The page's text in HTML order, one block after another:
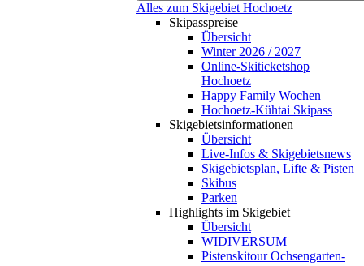
Alles zum Skigebiet Hochoetz
Skipasspreise
Übersicht
Winter 2026 / 2027
Online-Skiticketshop
Hochoetz
Happy Family Wochen
Hochoetz-Kühtai Skipass
Skigebietsinformationen
Übersicht
Live-Infos & Skigebietsnews
Skigebietsplan, Lifte & Pisten
Skibus
Parken
Highlights im Skigebiet
Übersicht
WIDIVERSUM
Pistenskitour Ochsengarten-